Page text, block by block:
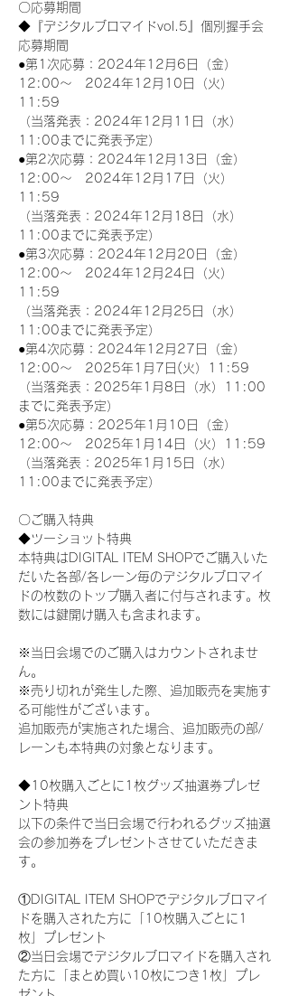
〇応募期間
◆『デジタルブロマイドvol.5』個別握手会
応募期間
●第1次応募：2024年12月6日（金）
12:00～　2024年12月10日（火）
11:59
（当落発表：2024年12月11日（水）
11:00までに発表予定）
●第2次応募：2024年12月13日（金）
12:00～　2024年12月17日（火）
11:59
（当落発表：2024年12月18日（水）
11:00までに発表予定）
●第3次応募：2024年12月20日（金）
12:00～　2024年12月24日（火）
11:59
（当落発表：2024年12月25日（水）
11:00までに発表予定）
●第4次応募：2024年12月27日（金）
12:00～　2025年1月7日(火）11:59
（当落発表：2025年1月8日（水）11:00
までに発表予定）
●第5次応募：2025年1月10日（金）
12:00～　2025年1月14日（火）11:59
（当落発表：2025年1月15日（水）
11:00までに発表予定）
〇ご購入特典
◆ツーショット特典
本特典はDIGITAL ITEM SHOPでご購入いた
だいた各部/各レーン毎のデジタルブロマイ
ドの枚数のトップ購入者に付与されます。枚
数には鍵開け購入も含まれます。
※当日会場でのご購入はカウントされませ
ん。
※売り切れが発生した際、追加販売を実施す
る可能性がございます。
追加販売が実施された場合、追加販売の部/
レーンも本特典の対象となります。
◆10枚購入ごとに1枚グッズ抽選券プレゼ
ント特典
以下の条件で当日会場で行われるグッズ抽選
会の参加券をプレゼントさせていただきま
す。
①DIGITAL ITEM SHOPでデジタルブロマイ
ドを購入された方に「10枚購入ごとに1
枚」プレゼント
②当日会場でデジタルブロマイドを購入され
た方に「まとめ買い10枚につき1枚」プレ